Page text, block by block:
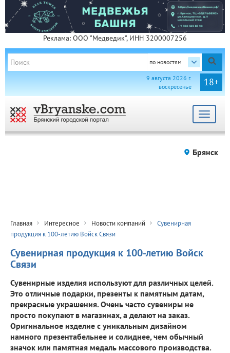
Реклама: ООО "Медведик", ИНН 3200007256
по новостям
18+
9 августа 2026 г.
воскресенье
Toggle
Брянск
Главная Интересное Новости компаний
Сувенирная
продукция к 100-летию Войск Связи
Сувенирная продукция к 100-летию Войск
Связи
Сувенирные изделия используют для различных целей.
Это отличные подарки, презенты к памятным датам,
прекрасные украшения. Очень часто сувениры не
просто покупают в магазинах, а делают на заказ.
Оригинальное изделие с уникальным дизайном
намного презентабельнее и солиднее, чем обычный
значок или памятная медаль массового производства.